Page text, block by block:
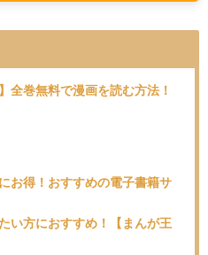
全巻無料で漫画を読む方法！
お得！おすすめの電子書籍サ
い方におすすめ！【まんが王